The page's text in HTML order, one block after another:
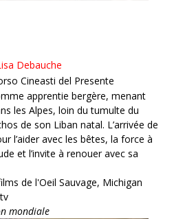
Debauche
Cineasti del Presente
apprentie bergère, menant
les Alpes, loin du tumulte du
de son Liban natal. L’arrivée de
l’aider avec les bêtes, la force à
et l’invite à renouer avec sa
de l'Oeil Sauvage, Michigan
mondiale